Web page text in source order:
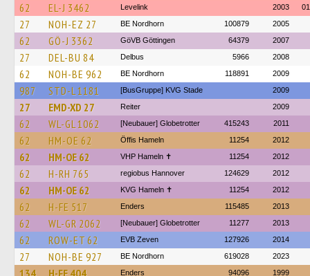
62 EL-J 3462 Levelink 2003
27 NOH-EZ 27 BE Nordhorn 100879 2005
62 GÖ-J 3362 GöVB Göttingen 64379 2007
27 DEL-BU 84 Delbus 5966 2008
62 NOH-BE 962 BE Nordhorn 118891 2009
987 STD-L 1181 [BusGruppe] KVG Stade 2009
27 EMD-XD 27 Reiter 2009
62 WL-GL 1062 [Neubauer] Globetrotter 415243 2011
62 HM-OE 62 Öffis Hameln 11254 2012
62 HM-OE 62 VHP Hameln ✝ 11254 2012
62 H-RH 765 regiobus Hannover 124629 2012
62 HM-OE 62 KVG Hameln ✝ 11254 2012
62 H-FE 517 Enders 115485 2013
62 WL-GR 2062 [Neubauer] Globetrotter 11277 2013
62 ROW-ET 62 EVB Zeven 127926 2014
27 NOH-BE 927 BE Nordhorn 619028 2023
134 H-FE 404 Enders 94096 1999